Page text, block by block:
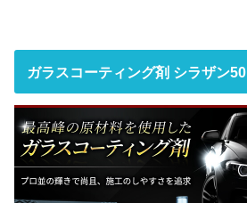
ガラスコーティング剤 シラザン50